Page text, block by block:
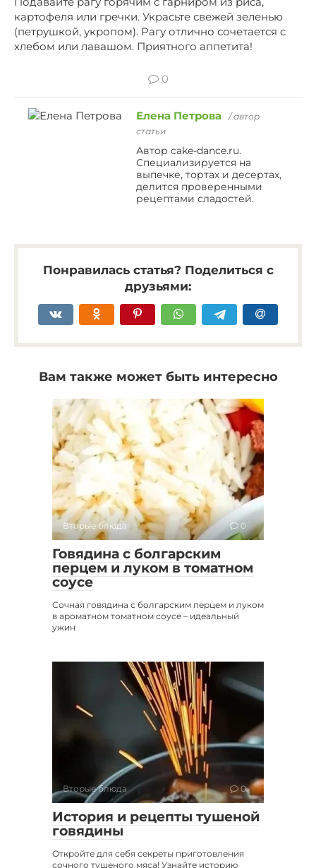
картофеля или гречки. Украсьте свежей зеленью
(петрушкой, укропом). Рагу отлично сочетается с
хлебом или лавашом. Приятного аппетита!
0
Елена Петрова
/ автор
статьи
Автор cake-dance.ru.
Специализируется на
выпечке, тортах и десертах,
делится проверенными
рецептами сладостей.
Понравилась статья? Поделиться с
друзьями:
Вам также может быть интересно
Вторые блюда 0
Говядина с болгарским
перцем и луком в томатном
соусе
Сочная говядина с болгарским перцем и луком
в ароматном томатном соусе – идеальный
ужин
Вторые блюда 0
История и рецепты тушеной
говядины
Откройте для себя секреты приготовления
сочного тушеного мяса! Узнайте историю